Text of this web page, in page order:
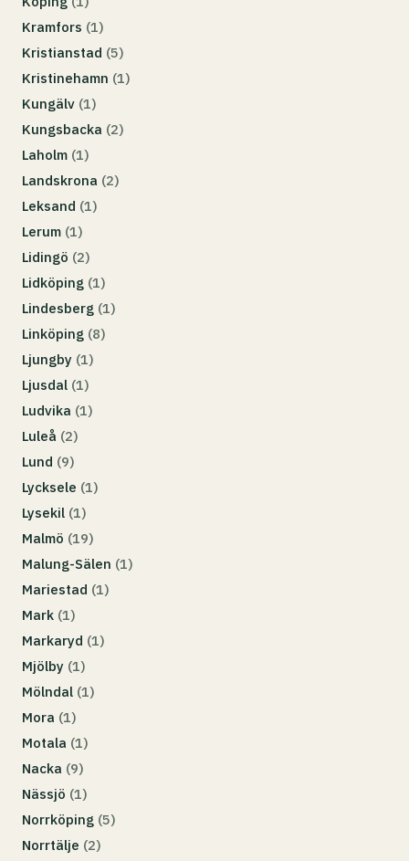
Kramfors (1)
Kristianstad (5)
Kristinehamn (1)
Kungälv (1)
Kungsbacka (2)
Laholm (1)
Landskrona (2)
Leksand (1)
Lerum (1)
Lidingö (2)
Lidköping (1)
Lindesberg (1)
Linköping (8)
Ljungby (1)
Ljusdal (1)
Ludvika (1)
Luleå (2)
Lund (9)
Lycksele (1)
Lysekil (1)
Malmö (19)
Malung-Sälen (1)
Mariestad (1)
Mark (1)
Markaryd (1)
Mjölby (1)
Mölndal (1)
Mora (1)
Motala (1)
Nacka (9)
Nässjö (1)
Norrköping (5)
Norrtälje (2)